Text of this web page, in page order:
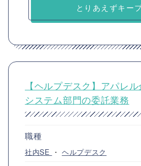
とりあえずキー
【ヘルプデスク】アパレ
システム部門の委託業務
職種
社内SE ・ ヘルプデスク